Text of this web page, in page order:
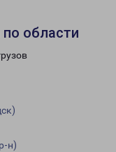
области
н)